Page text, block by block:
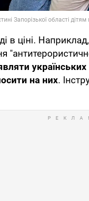
в ціні.
українських
на них.